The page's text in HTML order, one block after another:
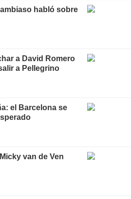
habló sobre
a David Romero
a Pellegrino
el Barcelona se
van de Ven